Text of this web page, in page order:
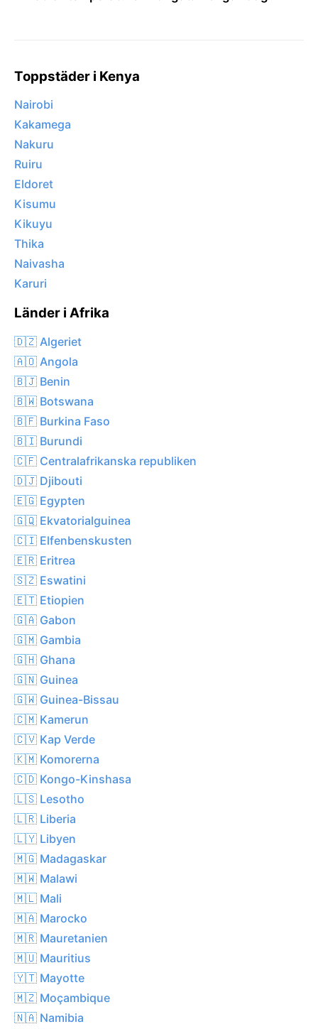
Toppstäder i Kenya
Nairobi
Kakamega
Nakuru
Ruiru
Eldoret
Kisumu
Kikuyu
Thika
Naivasha
Karuri
Länder i Afrika
🇩🇿 Algeriet
🇦🇴 Angola
🇧🇯 Benin
🇧🇼 Botswana
🇧🇫 Burkina Faso
🇧🇮 Burundi
🇨🇫 Centralafrikanska republiken
🇩🇯 Djibouti
🇪🇬 Egypten
🇬🇶 Ekvatorialguinea
🇨🇮 Elfenbenskusten
🇪🇷 Eritrea
🇸🇿 Eswatini
🇪🇹 Etiopien
🇬🇦 Gabon
🇬🇲 Gambia
🇬🇭 Ghana
🇬🇳 Guinea
🇬🇼 Guinea-Bissau
🇨🇲 Kamerun
🇨🇻 Kap Verde
🇰🇲 Komorerna
🇨🇩 Kongo-Kinshasa
🇱🇸 Lesotho
🇱🇷 Liberia
🇱🇾 Libyen
🇲🇬 Madagaskar
🇲🇼 Malawi
🇲🇱 Mali
🇲🇦 Marocko
🇲🇷 Mauretanien
🇲🇺 Mauritius
🇾🇹 Mayotte
🇲🇿 Moçambique
🇳🇦 Namibia